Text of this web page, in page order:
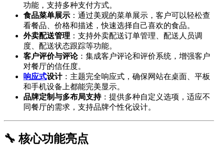
功能，支持多种支付方式。
食品菜单展示 ：通过美观的菜单展示，客户可以轻松查
看餐品、价格和描述，快速选择自己喜欢的食品。
外卖配送管理 ：支持外卖配送订单管理、配送人员调
度、配送状态跟踪等功能。
客户评价与评论：集成客户评论和评价系统，增强客户
对餐厅的信任度。
响应式设计：主题完全响应式，确保网站在桌面、平板
和手机设备上都能完美显示。
品牌定制与多布局支持：提供多种自定义选项，适应不
同餐厅的需求，支持品牌个性化设计。
🔧 核心功能亮点